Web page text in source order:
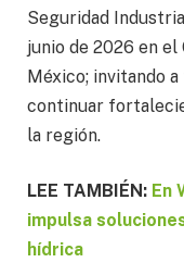
Seguridad
junio de 2026 en el
México; invitando
continuar
la región.
LEE TAMBIÉN: En
impulsa
hídrica